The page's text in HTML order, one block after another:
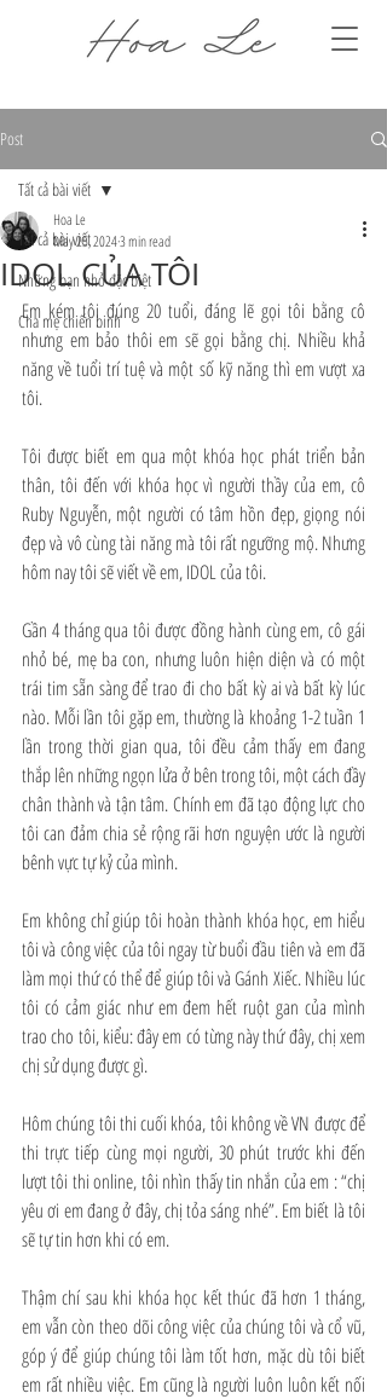
Post
Tất cả bài viết
Những bạn nhỏ đặc biệt
Cha mẹ chiến binh
Tất cả bài viết
IDOL CỦA TÔI
Hoa Le
May 25, 20243 min read
Em kém tôi đúng 20 tuổi, đáng lẽ gọi tôi bằng cô
nhưng em bảo thôi em sẽ gọi bằng chị. Nhiều khả
năng về tuổi trí tuệ và một số kỹ năng thì em vượt xa
tôi.
Tôi được biết em qua một khóa học phát triển bản
thân, tôi đến với khóa học vì người thầy của em, cô
Ruby Nguyễn, một người có tâm hồn đẹp, giọng nói
đẹp và vô cùng tài năng mà tôi rất ngưỡng mộ. Nhưng
hôm nay tôi sẽ viết về em, IDOL của tôi.
Gần 4 tháng qua tôi được đồng hành cùng em, cô gái
nhỏ bé, mẹ ba con, nhưng luôn hiện diện và có một
trái tim sẵn sàng để trao đi cho bất kỳ ai và bất kỳ lúc
nào. Mỗi lần tôi gặp em, thường là khoảng 1-2 tuần 1
lần trong thời gian qua, tôi đều cảm thấy em đang
thắp lên những ngọn lửa ở bên trong tôi, một cách đầy
chân thành và tận tâm. Chính em đã tạo động lực cho
tôi can đảm chia sẻ rộng rãi hơn nguyện ước là người
bênh vực tự kỷ của mình.
Em không chỉ giúp tôi hoàn thành khóa học, em hiểu
tôi và công việc của tôi ngay từ buổi đầu tiên và em đã
làm mọi thứ có thể để giúp tôi và Gánh Xiếc. Nhiều lúc
tôi có cảm giác như em đem hết ruột gan của mình
trao cho tôi, kiểu: đây em có từng này thứ đây, chị xem
chị sử dụng được gì.
Hôm chúng tôi thi cuối khóa, tôi không về VN được để
thi trực tiếp cùng mọi người, 30 phút trước khi đến
lượt tôi thi online, tôi nhìn thấy tin nhắn của em : “chị
yêu ơi em đang ở đây, chị tỏa sáng nhé”. Em biết là tôi
sẽ tự tin hơn khi có em.
Thậm chí sau khi khóa học kết thúc đã hơn 1 tháng,
em vẫn còn theo dõi công việc của chúng tôi và cổ vũ,
góp ý để giúp chúng tôi làm tốt hơn, mặc dù tôi biết
em rất nhiều việc. Em cũng là người luôn luôn kết nối